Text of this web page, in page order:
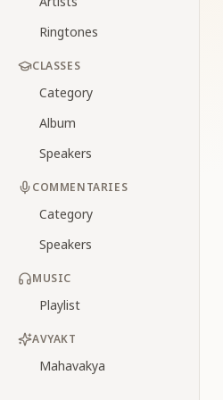
Ringtones
CLASSES
Category
Album
Speakers
COMMENTARIES
Category
Speakers
MUSIC
Playlist
AVYAKT
Mahavakya